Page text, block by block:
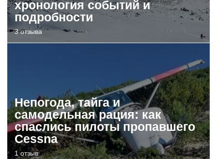
хронология событий и
подробности
3 отзыва
Непогода, тайга и
самодельная рация: как
спаслись пилоты пропавшего
Cessna
1 отзыв